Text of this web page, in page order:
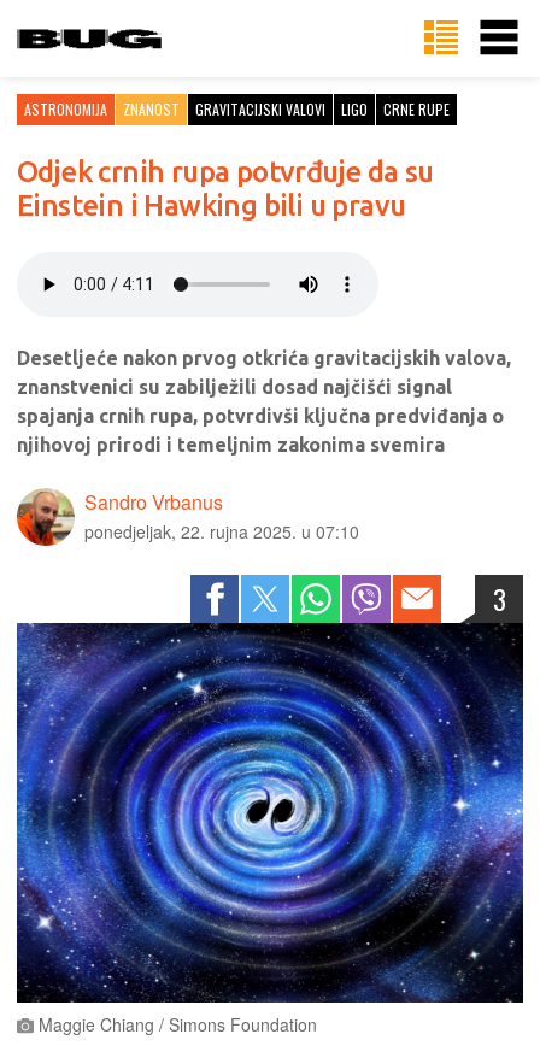
ASTRONOMIJA ZNANOST GRAVITACIJSKI VALOVI LIGO CRNE RUPE
Odjek crnih rupa potvrđuje da su
Einstein i Hawking bili u pravu
Desetljeće nakon prvog otkrića gravitacijskih valova,
znanstvenici su zabilježili dosad najčišći signal
spajanja crnih rupa, potvrdivši ključna predviđanja o
njihovoj prirodi i temeljnim zakonima svemira
Sandro Vrbanus
ponedjeljak, 22. rujna 2025. u 07:10
3
Maggie Chiang / Simons Foundation